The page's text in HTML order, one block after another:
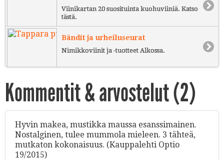
Viinikartan 20 suosituinta kuohuviiniä. Katso
tästä.
Bändit ja urheiluseurat
Nimikkoviinit ja -tuotteet Alkossa.
Kommentit & arvostelut (2)
Hyvin makea, mustikka maussa esanssimainen.
Nostalginen, tulee mummola mieleen. 3 tähteä,
mutkaton kokonaisuus. (Kauppalehti Optio
19/2015)